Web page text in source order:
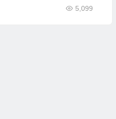
5,099